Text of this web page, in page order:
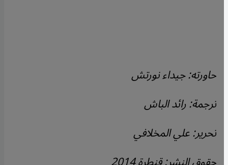
حاورته: جيداء نورتش
ترجمة: رائد الباش
تحرير: علي المخلافي